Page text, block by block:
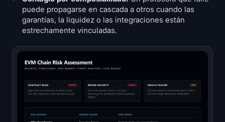
puede propagarse en cascada a otros cuando las
garantías, la liquidez o las integraciones están
estrechamente vinculadas.